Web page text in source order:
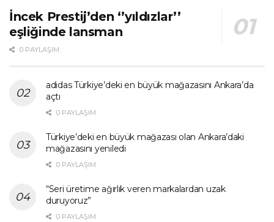
İncek Prestij’den ‘’yıldızlar’’
eşliğinde lansman
0 PAYLAŞIM
adidas Türkiye’deki en büyük mağazasını Ankara’da
açtı
0 PAYLAŞIM
Türkiye’deki en büyük mağazası olan Ankara’daki
mağazasını yeniledi
0 PAYLAŞIM
“Seri üretime ağırlık veren markalardan uzak
duruyoruz”
0 PAYLAŞIM